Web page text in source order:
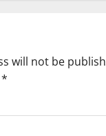
will not be
*